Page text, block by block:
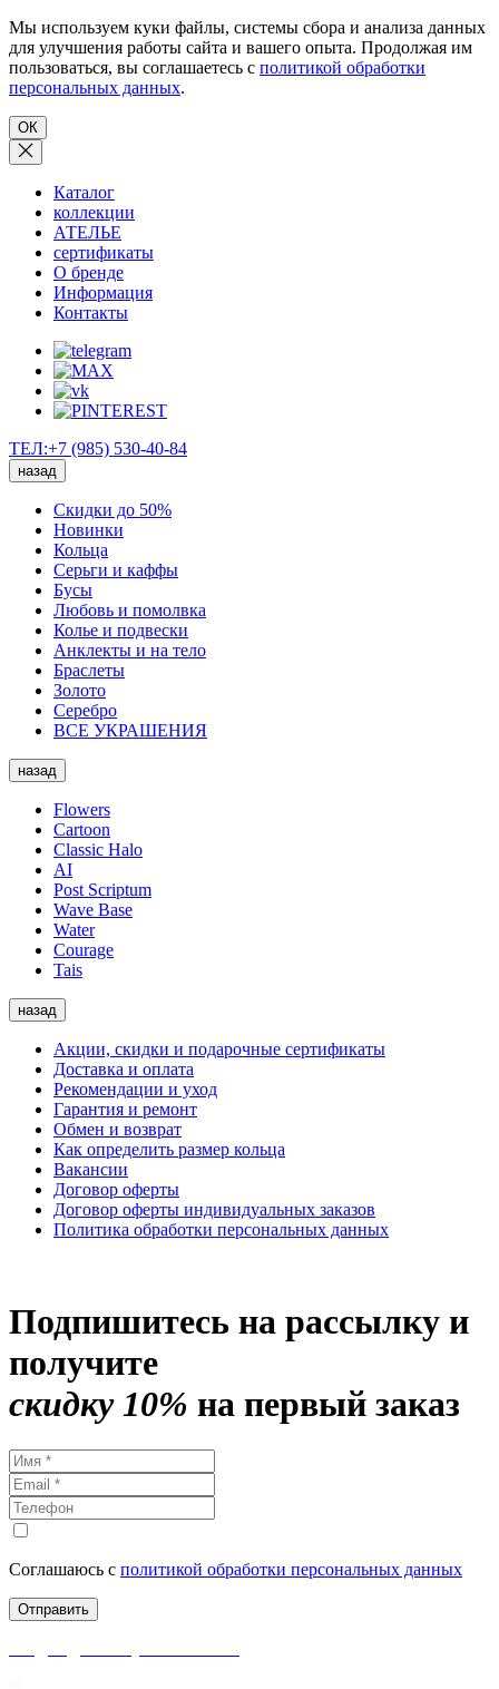
Мы используем куки файлы, системы сбора и анализа данных
для улучшения работы сайта и вашего опыта. Продолжая им
пользоваться, вы соглашаетесь с политикой обработки
персональных данных.
ОК
Каталог
коллекции
АТЕЛЬЕ
сертификаты
О бренде
Информация
Контакты
ТЕЛ:+7 (985) 530-40-84
назад
Скидки до 50%
Новинки
Кольца
Серьги и каффы
Бусы
Любовь и помолвка
Колье и подвески
Анклекты и на тело
Браслеты
Золото
Серебро
ВСЕ УКРАШЕНИЯ
назад
Flowers
Cartoon
Classic Halo
AI
Post Scriptum
Wave Base
Water
Courage
Tais
назад
Акции, скидки и подарочные сертификаты
Доставка и оплата
Рекомендации и уход
Гарантия и ремонт
Обмен и возврат
Как определить размер кольца
Вакансии
Договор оферты
Договор оферты индивидуальных заказов
Политика обработки персональных данных
Подпишитесь на рассылку и
получите
скидку 10% на первый заказ
Соглашаюсь с политикой обработки персональных данных